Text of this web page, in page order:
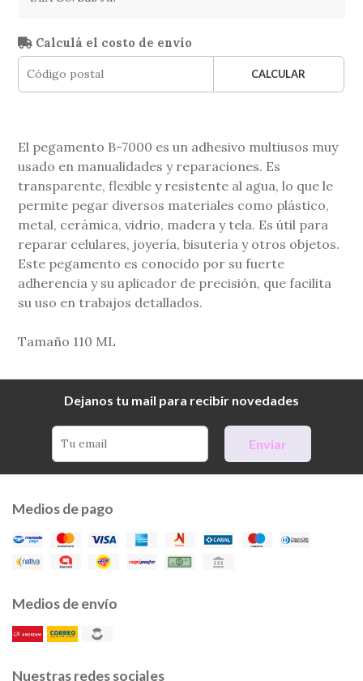
Calculá el costo de envío
CALCULAR
El pegamento B-7000 es un adhesivo multiusos muy
usado en manualidades y reparaciones. Es
transparente, flexible y resistente al agua, lo que le
permite pegar diversos materiales como plástico,
metal, cerámica, vidrio, madera y tela. Es útil para
reparar celulares, joyería, bisutería y otros objetos.
Este pegamento es conocido por su fuerte
adherencia y su aplicador de precisión, que facilita
su uso en trabajos detallados.
Tamaño 110 ML
Dejanos tu mail para recibir novedades
Enviar
Medios de pago
Medios de envío
Nuestras redes sociales